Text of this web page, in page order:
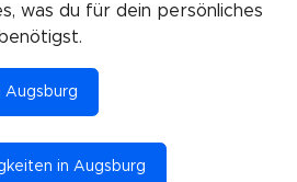
was du für dein persönliches
Augsburg
in Augsburg